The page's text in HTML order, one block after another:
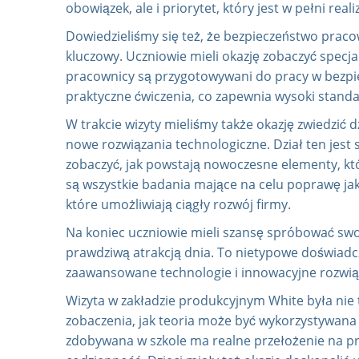
obowiązek, ale i priorytet, który jest w pełni
Dowiedzieliśmy się też, że bezpieczeństwo
kluczowy. Uczniowie mieli okazję zobaczyć
pracownicy są przygotowywani do pracy w
praktyczne ćwiczenia, co zapewnia wysoki
W trakcie wizyty mieliśmy także okazję zwiedzić
nowe rozwiązania technologiczne. Dział ten
zobaczyć, jak powstają nowoczesne elementy,
są wszystkie badania mające na celu poprawę
które umożliwiają ciągły rozwój firmy.
Na koniec uczniowie mieli szansę spróbować
prawdziwą atrakcją dnia. To nietypowe
zaawansowane technologie i innowacyjne
Wizyta w zakładzie produkcyjnym White była
zobaczenia, jak teoria może być
zdobywana w szkole ma realne przełożenie na